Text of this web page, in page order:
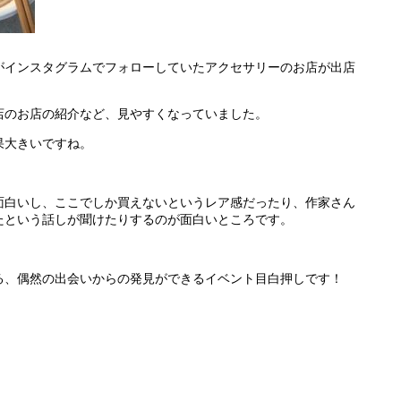
ンスタグラムでフォローしていたアクセサリーのお店が出 店
お店の紹介など、 見やすくなっていました。
きいですね。
いし、ここでしか買えないというレア感だったり、作家さん
いう話しが聞けたりするのが面白いところです。
偶然の出会いからの発見ができるイベント目白押しです！